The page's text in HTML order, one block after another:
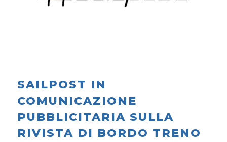
SAILPOST IN
COMUNICAZIONE
PUBBLICITARIA SULLA
RIVISTA DI BORDO TRENO